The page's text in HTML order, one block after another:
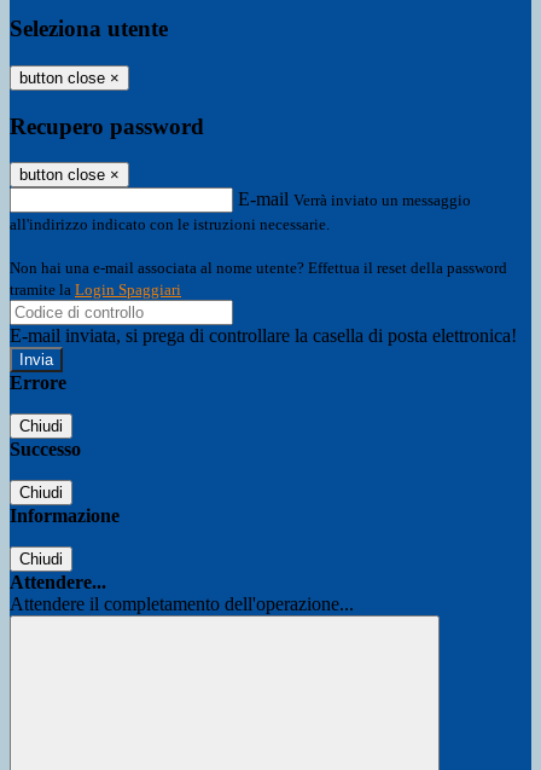
Seleziona utente
button close ×
Recupero password
button close ×
E-mail Verrà inviato un messaggio
all'indirizzo indicato con le istruzioni necessarie.
Non hai una e-mail associata al nome utente? Effettua il reset della password
tramite la Login Spaggiari
E-mail inviata, si prega di controllare la casella di posta elettronica!
Errore
Chiudi
Successo
Chiudi
Informazione
Chiudi
Attendere...
Attendere il completamento dell'operazione...